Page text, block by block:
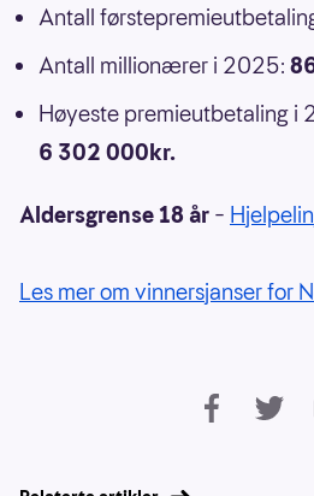
Antall
Antall millionærer i 2025:
Høyeste premieutbetaling i
6 302 000kr.
Aldersgrense 18 år –
Les mer om vinnersjanser for